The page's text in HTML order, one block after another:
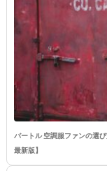
バートル 空調服ファンの選
最新版】